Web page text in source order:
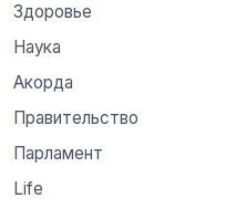
Здоровье
Наука
Акорда
Правительство
Парламент
Life